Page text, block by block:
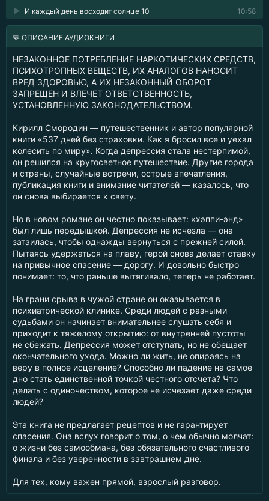
10:58
И каждый день восходит солнце 10
💬 ОПИСАНИЕ АУДИОКНИГИ
НЕЗАКОННОЕ ПОТРЕБЛЕНИЕ НАРКОТИЧЕСКИХ СРЕДСТВ,
ПСИХОТРОПНЫХ ВЕЩЕСТВ, ИХ АНАЛОГОВ НАНОСИТ
ВРЕД ЗДОРОВЬЮ, А ИХ НЕЗАКОННЫЙ ОБОРОТ
ЗАПРЕЩЕН И ВЛЕЧЕТ ОТВЕТСТВЕННОСТЬ,
УСТАНОВЛЕННУЮ ЗАКОНОДАТЕЛЬСТВОМ.
Кирилл Смородин — путешественник и автор популярной
книги «537 дней без страховки. Как я бросил все и уехал
колесить по миру». Когда депрессия стала нестерпимой,
он решился на кругосветное путешествие. Другие города
и страны, случайные встречи, острые впечатления,
публикация книги и внимание читателей — казалось, что
он снова выбирается к свету.
Но в новом романе он честно показывает: «хэппи-энд»
был лишь передышкой. Депрессия не исчезла — она
затаилась, чтобы однажды вернуться с прежней силой.
Пытаясь удержаться на плаву, герой снова делает ставку
на привычное спасение — дорогу. И довольно быстро
понимает: то, что раньше вытягивало, теперь не работает.
На грани срыва в чужой стране он оказывается в
психиатрической клинике. Среди людей с разными
судьбами он начинает внимательнее слушать себя и
приходит к тяжелому открытию: от внутренней пустоты
не сбежать. Депрессия может отступать, но не обещает
окончательного ухода. Можно ли жить, не опираясь на
веру в полное исцеление? Способно ли падение на самое
дно стать единственной точкой честного отсчета? Что
делать с одиночеством, которое не исчезает даже среди
людей?
Эта книга не предлагает рецептов и не гарантирует
спасения. Она вслух говорит о том, о чем обычно молчат:
о жизни без самообмана, без обязательного счастливого
финала и без уверенности в завтрашнем дне.
Для тех, кому важен прямой, взрослый разговор.